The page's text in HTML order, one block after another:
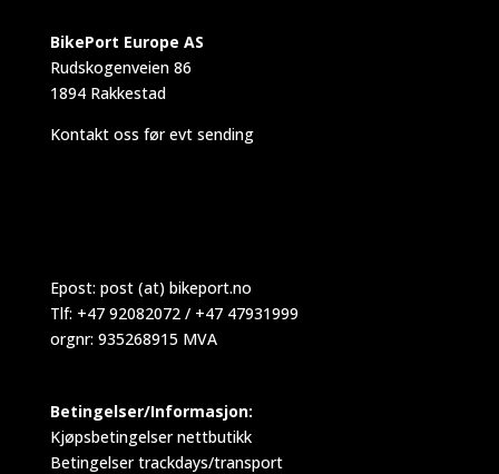
BikePort Europe AS
Rudskogenveien 86
1894 Rakkestad
Kontakt oss før evt sending
Epost: post (at) bikeport.no
Tlf: +47 92082072 / +47 47931999
orgnr: 935268915 MVA
Betingelser/Informasjon:
Kjøpsbetingelser nettbutikk
Betingelser trackdays/transport